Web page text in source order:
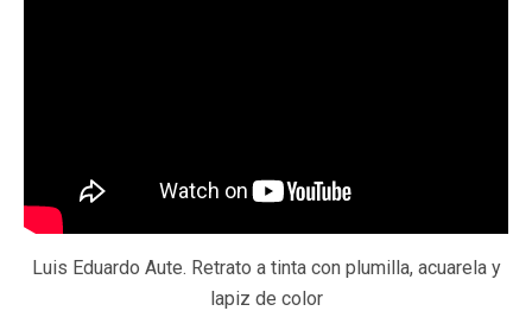
Luis Eduardo Aute. Retrato a tinta con plumilla, acuarela y
lapiz de color